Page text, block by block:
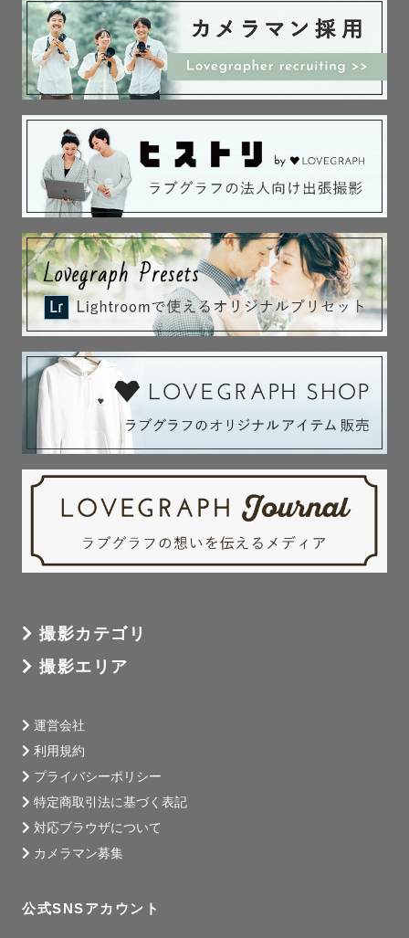
撮影カテゴリ
撮影エリア
運営会社
利用規約
プライバシーポリシー
特定商取引法に基づく表記
対応ブラウザについて
カメラマン募集
公式SNSアカウント